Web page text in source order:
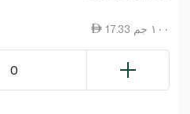
17.33 ١٠٠ جم
0